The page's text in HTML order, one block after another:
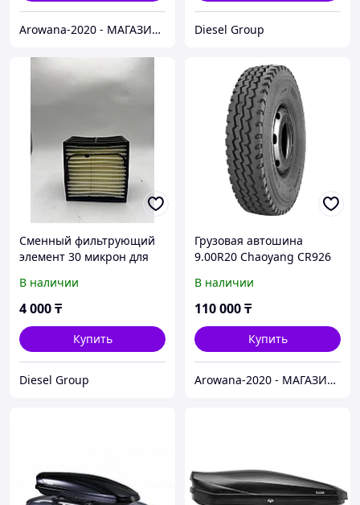
Arowana-2020 - МАГАЗИН ГРУЗОВЫХ И ЛЕГКОВЫХ АВТОШИН Diesel Group
Сменный фильтрующий
элемент 30 микрон для
2000/10, SEPAR EVO-10
В наличии
4 000₸
Купить
Diesel Group
Грузовая автошина
9.00R20 Chaoyang CR926
универсальная
В наличии
110 000₸
Купить
Arowana-2020 - МАГАЗИН ГРУЗОВЫХ И ЛЕГКОВЫХ АВТОШИН